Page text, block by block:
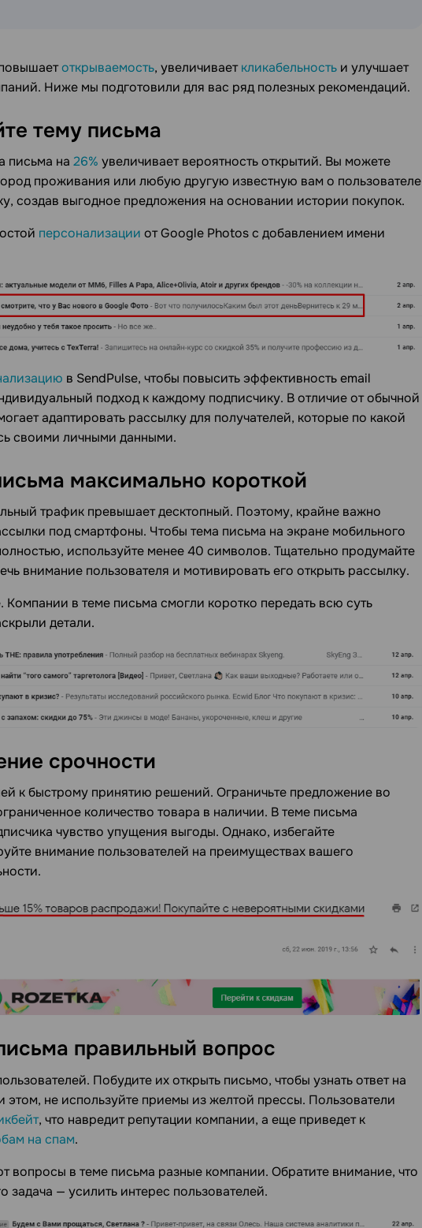
открываемость, увеличиваеткликабельность и улучшает
Ниже мы подготовили для вас ряд полезных рекомендаций.
тему письма
письма на 26% увеличивает вероятность открытий. Вы можете
проживания или любую другую известную вам о пользователе
создав выгодное предложения на основании истории покупок.
персонализации от Google Photos с добавлением имени
в SendPulse, чтобы повысить эффективность email
подход к каждому подписчику. В отличие от обычной
адаптировать рассылку для получателей, которые по какой
своими личными данными.
максимально короткой
трафик превышает десктопный. Поэтому, крайне важно
под смартфоны. Чтобы тема письма на экране мобильного
используйте менее 40 символов. Тщательно продумайте
внимание пользователя и мотивировать его открыть рассылку.
в теме письма смогли коротко передать всю суть
детали.
срочности
к быстрому принятию решений. Ограничьте предложение во
количество товара в наличии. В теме письма
чувство упущения выгоды. Однако, избегайте
внимание пользователей на преимуществах вашего
правильный вопрос
Побудите их открыть письмо, чтобы узнать ответ на
не используйте приемы из желтой прессы. Пользователи
, что навредит репутации компании, а еще приведет к
на спам.
вопросы в теме письма разные компании. Обратите внимание, что
задача — усилить интерес пользователей.